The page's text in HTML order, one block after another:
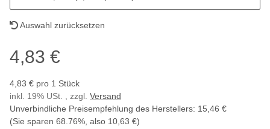
Auswahl zurücksetzen
4,83 €
4,83 € pro 1 Stück
inkl. 19% USt. , zzgl. Versand
Unverbindliche Preisempfehlung des Herstellers: 15,46 €
(Sie sparen 68.76% , also 10,63 €)